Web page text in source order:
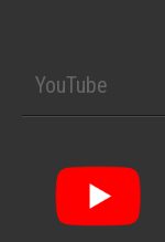
YouTube